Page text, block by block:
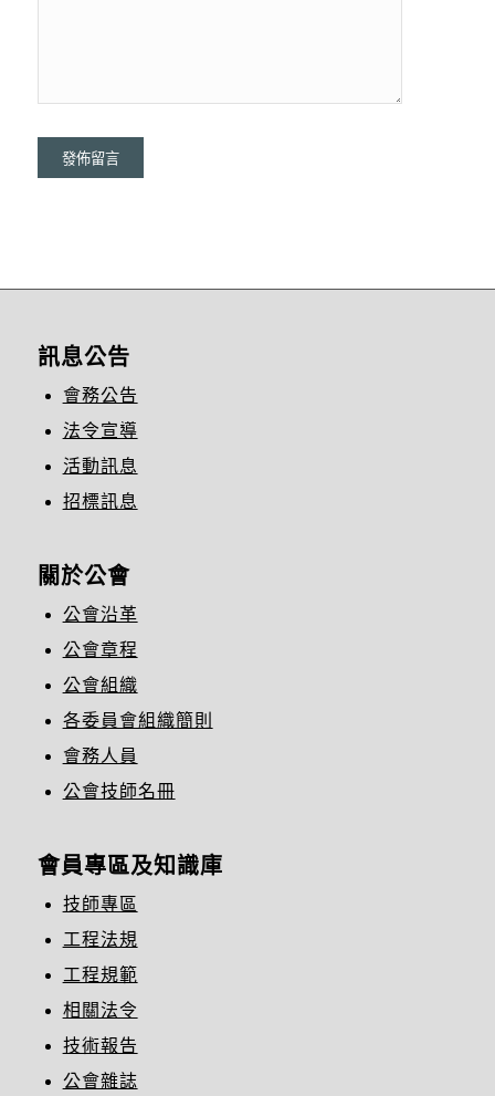
訊息公告
會務公告
法令宣導
活動訊息
招標訊息
關於公會
公會沿革
公會章程
公會組織
各委員會組織簡則
會務人員
公會技師名冊
會員專區及知識庫
技師專區
工程法規
工程規範
相關法令
技術報告
公會雜誌